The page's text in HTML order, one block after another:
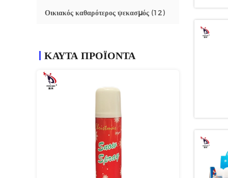
Οικιακός καθαρότερος ψεκασμός (12)
ΚΑΥΤΑ ΠΡΟΪΟΝΤΑ